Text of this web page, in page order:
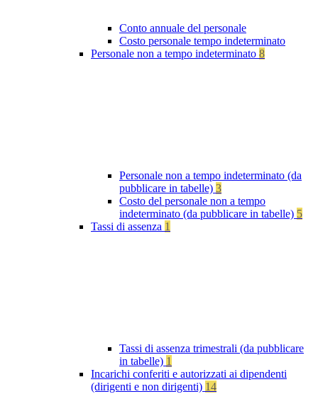
Conto annuale del personale
Costo personale tempo indeterminato
Personale non a tempo indeterminato 8
Personale non a tempo indeterminato (da
pubblicare in tabelle) 3
Costo del personale non a tempo
indeterminato (da pubblicare in tabelle) 5
Tassi di assenza 1
Tassi di assenza trimestrali (da pubblicare
in tabelle) 1
Incarichi conferiti e autorizzati ai dipendenti
(dirigenti e non dirigenti) 14